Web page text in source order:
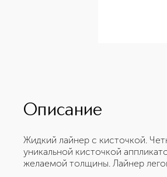
Описание
Жидкий лайнер с кисточкой.
уникальной кисточкой
желаемой толщины. Лайнер